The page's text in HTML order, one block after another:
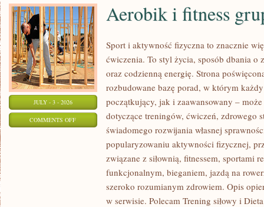
JULY - 3 - 2026
COMMENTS OFFON
Aerobik i fitness
Sport i aktywność fizyczna to znacznie
ćwiczenia. To styl życia, sposób dbania o
oraz codzienną energię. Strona
rozbudowane bazę porad, w którym
początkujący, jak i zaawansowany –
dotyczące treningów, ćwiczeń, zdrowego
świadomego rozwijania własnej
popularyzowaniu aktywności fizycznej,
związane z siłownią, fitnessem, sportami
funkcjonalnym, bieganiem, jazdą na
szeroko rozumianym zdrowiem. Opis
w serwisie. Polecam Trening siłowy i